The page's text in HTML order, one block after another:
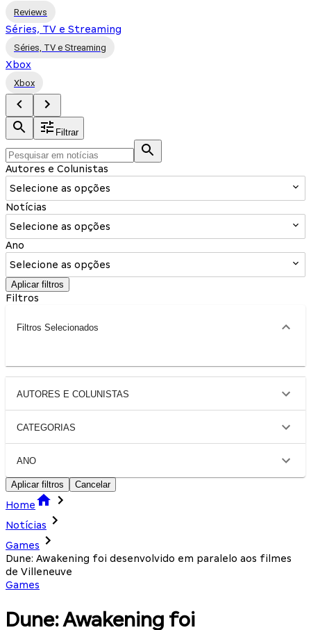
Reviews
Séries, TV e Streaming
Séries, TV e Streaming
Xbox
Xbox
Filtrar
Autores e Colunistas
Selecione as opções
Notícias
Selecione as opções
Ano
Selecione as opções
Aplicar filtros
Filtros
Filtros Selecionados
AUTORES E COLUNISTAS
CATEGORIAS
ANO
Aplicar filtros Cancelar
Home
Notícias
Games
Dune: Awakening foi desenvolvido em paralelo aos filmes
de Villeneuve
Games
Dune: Awakening foi